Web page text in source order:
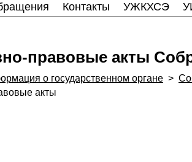
Контакты УЖКХСЭ
правовые акты
о государственном органе >
акты